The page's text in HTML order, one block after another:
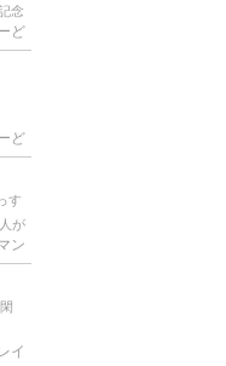
念
、
と
箱
ァ
に
必
立
ど
ど
す
が
最
味
ン
イ